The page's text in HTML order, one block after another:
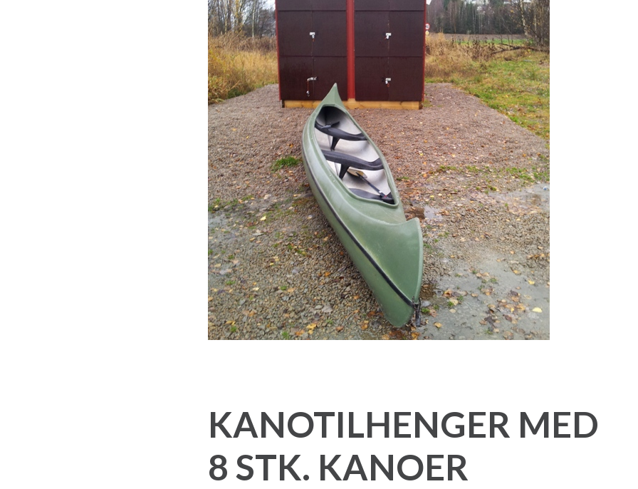
KANOTILHENGER MED
8 STK. KANOER